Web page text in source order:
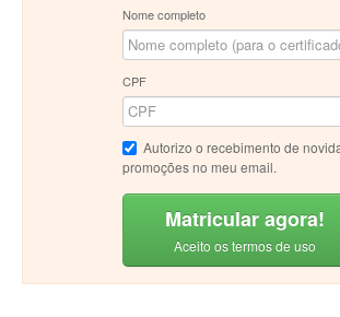
Nome completo
CPF
Autorizo o recebimento de
promoções no meu email.
Matricular agora!
Aceito os termos de uso